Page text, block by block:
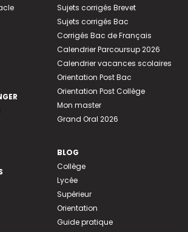
Sujets corrigés Brevet
Sujets corrigés Bac
Corrigés Bac de Français
Calendrier Parcoursup 2026
Calendrier vacances scolaires
Orientation Post Bac
Orientation Post Collège
Mon master
Grand Oral 2026
BLOG
Collège
Lycée
Supérieur
Orientation
Guide pratique